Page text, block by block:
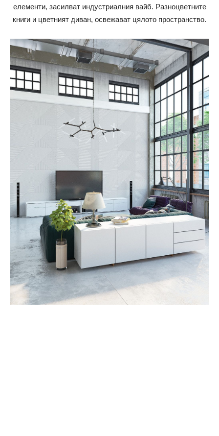
елементи, засилват индустриалния вайб. Разноцветните
книги и цветният диван, освежават цялото пространство.